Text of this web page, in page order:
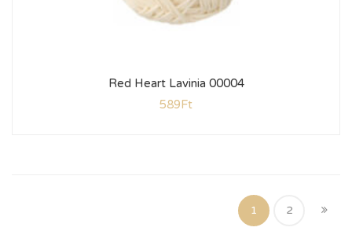
Red Heart Lavinia 00004
589Ft
1 2